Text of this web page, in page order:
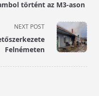
történt az M3-ason
NEXT POST
Felnémeten